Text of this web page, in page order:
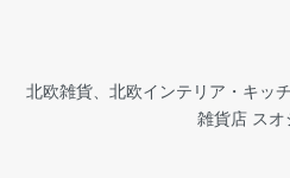
北欧雑貨、北欧インテリア・キッ
雑貨店 スオ